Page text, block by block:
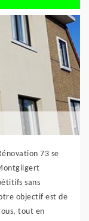
73 se
sans
objectif est de
tout en